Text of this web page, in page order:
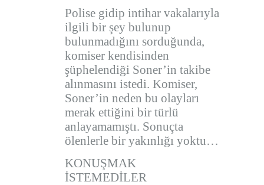
Polise gidip intihar vakalarıyla
ilgili bir şey bulunup
bulunmadığını sorduğunda,
komiser kendisinden
şüphelendiği Soner’in takibe
alınmasını istedi. Komiser,
Soner’in neden bu olayları
merak ettiğini bir türlü
anlayamamıştı. Sonuçta
ölenlerle bir yakınlığı yoktu…
KONUŞMAK
İSTEMEDİLER